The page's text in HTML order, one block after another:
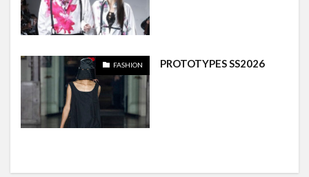
FASHION PROTOTYPES SS2026